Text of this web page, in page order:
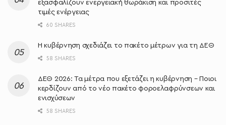
εξασφαλίζουν ενεργειακή θωράκιση και προσιτές
τιμές ενέργειας
60 SHARES
Η κυβέρνηση σχεδιάζει το πακέτο μέτρων για τη ΔΕΘ
58 SHARES
ΔΕΘ 2026: Τα μέτρα που εξετάζει η κυβέρνηση – Ποιοι
κερδίζουν από το νέο πακέτο φοροελαφρύνσεων και
ενισχύσεων
58 SHARES